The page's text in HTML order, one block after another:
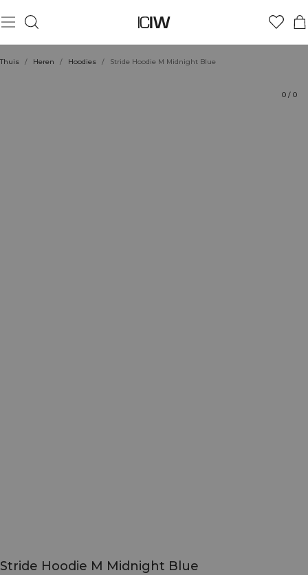
Thuis / Heren / Hoodies / Stride Hoodie M Midnight Blue
0 / 0
Stride Hoodie M Midnight Blue